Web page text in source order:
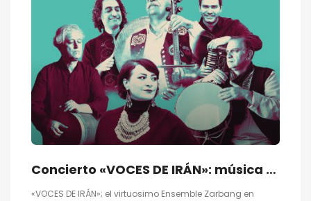
Concierto «VOCES DE IRÁN»: música folclore azerí, lorí y bakhtiari
«VOCES DE IRÁN»; el virtuosimo Ensemble Zarbang en